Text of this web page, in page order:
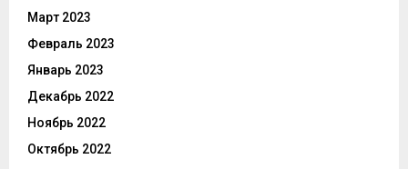
Март 2023
Февраль 2023
Январь 2023
Декабрь 2022
Ноябрь 2022
Октябрь 2022